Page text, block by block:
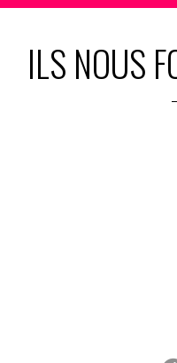
ILS NOUS